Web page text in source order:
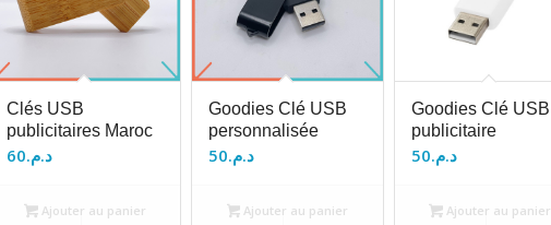
Clés USB
publicitaires Maroc
د.م.60
Ajouter au panier
Goodies Clé USB
personnalisée
د.م.50
Ajouter au panier
Goodies Clé USB
publicitaire
د.م.50
Ajouter au panier